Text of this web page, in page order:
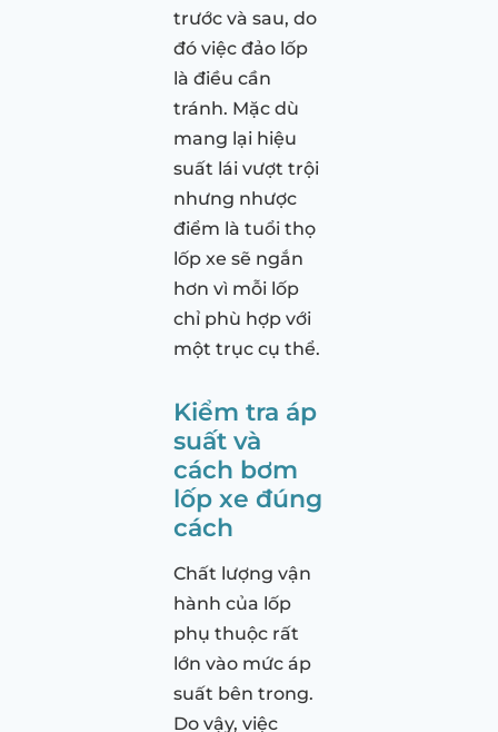
trước và sau, do
đó việc đảo lốp
là điều cần
tránh. Mặc dù
mang lại hiệu
suất lái vượt trội
nhưng nhược
điểm là tuổi thọ
lốp xe sẽ ngắn
hơn vì mỗi lốp
chỉ phù hợp với
một trục cụ thể.
Kiểm tra áp
suất và
cách bơm
lốp xe đúng
cách
Chất lượng vận
hành của lốp
phụ thuộc rất
lớn vào mức áp
suất bên trong.
Do vậy, việc